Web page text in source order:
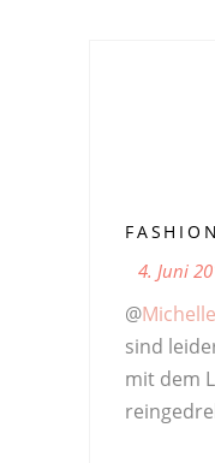
4. Juni
@Michelle
sind
mit dem